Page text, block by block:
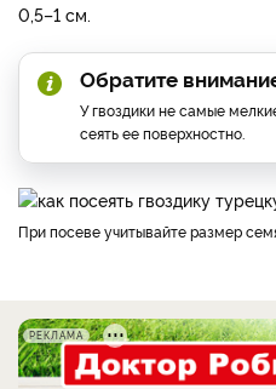
0,5–1 см.
Обратите
У гвоздики не самые
сеять ее поверхностно.
При посеве учитывайте размер
РЕКЛАМА